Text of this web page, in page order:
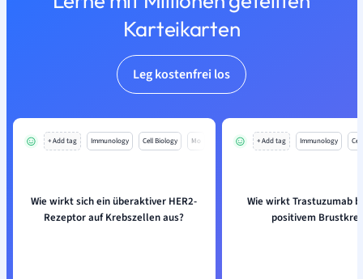
Karteikarten
Leg kostenfrei los
+ Add tag Immunology Cell Biology Mo
Wie wirkt sich ein überaktiver HER2-
Rezeptor auf Krebszellen aus?
+ Add tag Immunology
Wie wirkt Trastuzumab
positivem